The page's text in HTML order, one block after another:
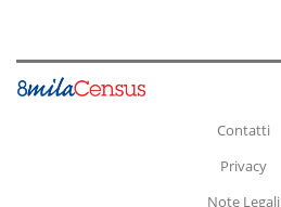
Contatti
Privacy
Note Legali